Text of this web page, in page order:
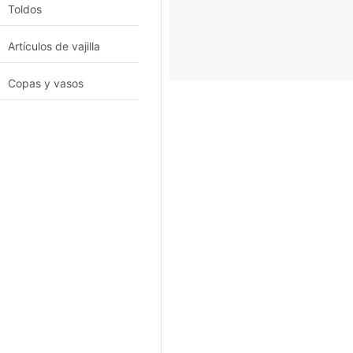
Toldos
Artículos de vajilla
Copas y vasos